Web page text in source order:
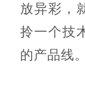
放异彩，
拎一个技
的产品线